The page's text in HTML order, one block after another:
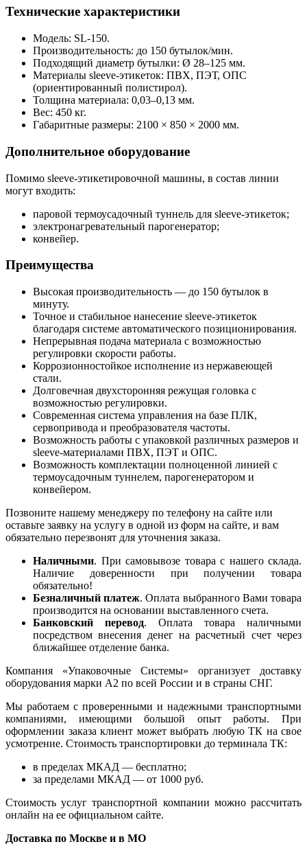
Технические характеристики
Модель: SL-150.
Производительность: до 150 бутылок/мин.
Подходящий диаметр бутылки: Ø 28–125 мм.
Материалы sleeve-этикеток: ПВХ, ПЭТ, ОПС
(ориентированный полистирол).
Толщина материала: 0,03–0,13 мм.
Вес: 450 кг.
Габаритные размеры: 2100 × 850 × 2000 мм.
Дополнительное оборудование
Помимо sleeve-этикетировочной машины, в состав линии
могут входить:
паровой термоусадочный туннель для sleeve-этикеток;
электронагревательный парогенератор;
конвейер.
Преимущества
Высокая производительность — до 150 бутылок в
минуту.
Точное и стабильное нанесение sleeve-этикеток
благодаря системе автоматического позиционирования.
Непрерывная подача материала с возможностью
регулировки скорости работы.
Коррозионностойкое исполнение из нержавеющей
стали.
Долговечная двухсторонняя режущая головка с
возможностью регулировки.
Современная система управления на базе ПЛК,
сервопривода и преобразователя частоты.
Возможность работы с упаковкой различных размеров и
sleeve-материалами ПВХ, ПЭТ и ОПС.
Возможность комплектации полноценной линией с
термоусадочным туннелем, парогенератором и
конвейером.
Позвоните нашему менеджеру по телефону на сайте или
оставьте заявку на услугу в одной из форм на сайте, и вам
обязательно перезвонят для уточнения заказа.
Наличными. При самовывозе товара с нашего склада.
Наличие доверенности при получении товара
обязательно!
Безналичный платеж. Оплата выбранного Вами товара
производится на основании выставленного счета.
Банковский перевод. Оплата товара наличными
посредством внесения денег на расчетный счет через
ближайшее отделение банка.
Компания «Упаковочные Системы» организует доставку
оборудования марки А2 по всей России и в страны СНГ.
Мы работаем с проверенными и надежными транспортными
компаниями, имеющими большой опыт работы. При
оформлении заказа клиент может выбрать любую ТК на свое
усмотрение. Стоимость транспортировки до терминала ТК:
в пределах МКАД — бесплатно;
за пределами МКАД — от 1000 руб.
Стоимость услуг транспортной компании можно рассчитать
онлайн на ее официальном сайте.
Доставка по Москве и в МО